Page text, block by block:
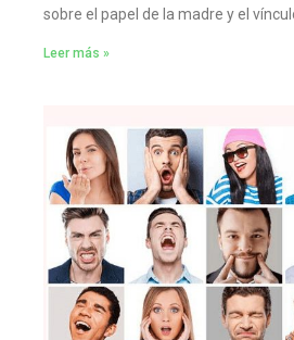
sobre el papel de la madre y el
Leer más »